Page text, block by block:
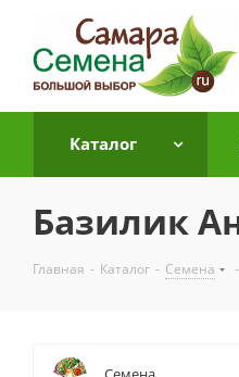
Каталог
Базилик
Главная - Каталог - Семена -